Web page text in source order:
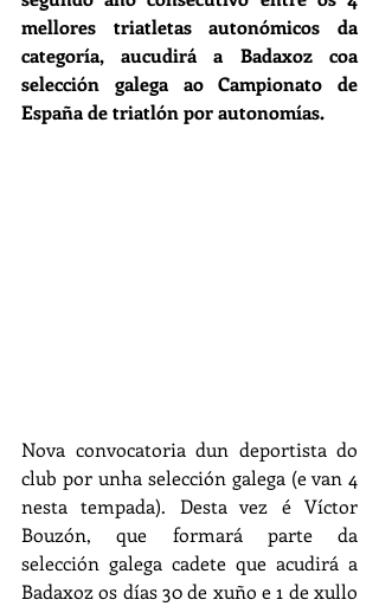
mellores triatletas autonómicos da
categoría, aucudirá a Badaxoz coa
selección galega ao Campionato de
España de triatlón por autonomías.
Nova convocatoria dun deportista do
club por unha selección galega (e van 4
nesta tempada). Desta vez é Víctor
Bouzón, que formará parte da
selección galega cadete que acudirá a
Badaxoz os días 30 de xuño e 1 de xullo